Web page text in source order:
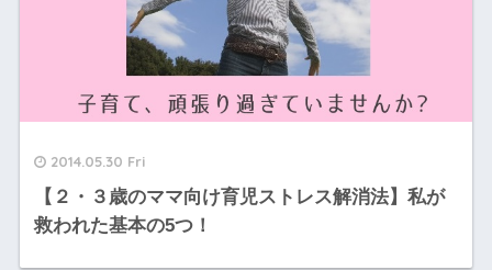
2014.05.30 Fri
【２・３歳のママ向け育児ストレス解消法】私が
救われた基本の5つ！